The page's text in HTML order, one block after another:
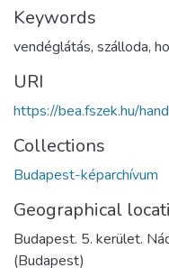
Keywords
vendéglátás, szálloda,
URI
https://bea.fszek.hu/
Collections
Budapest-képarchívum
Geographical
Budapest. 5. kerület.
(Budapest)